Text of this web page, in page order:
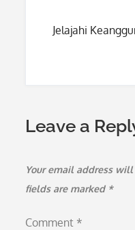
Jelajahi
Leave a
Your email address
fields are marked *
Comment *